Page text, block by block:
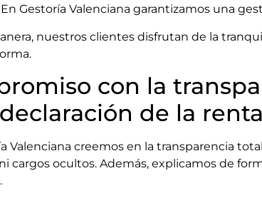
Gestoría Valenciana garantizamos una
nuestros clientes disfrutan de la
con la
de la
Valenciana creemos en la transparencia
cargos ocultos. Además, explicamos de